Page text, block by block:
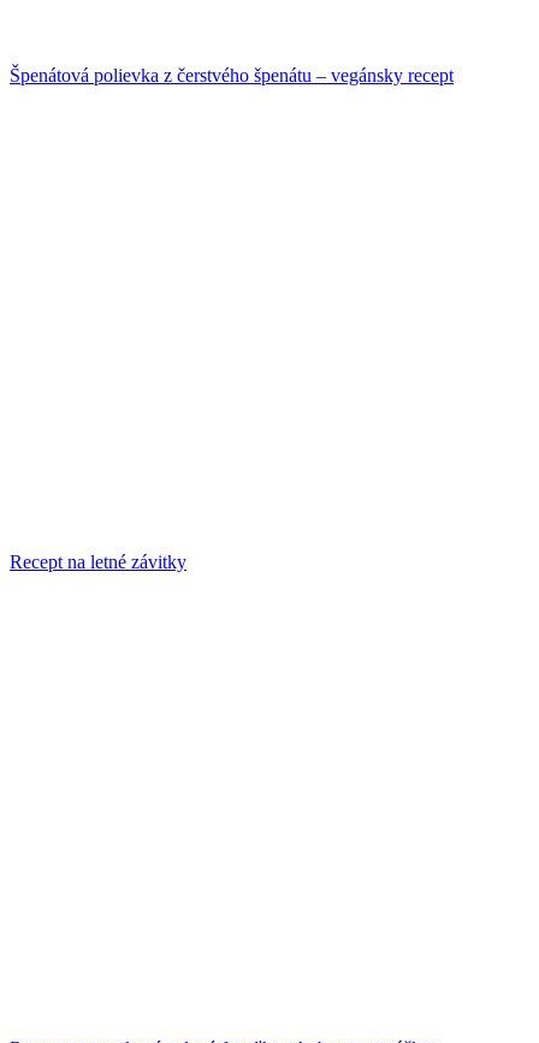
Špenátová polievka z čerstvého špenátu – vegánsky recept
Recept na letné závitky